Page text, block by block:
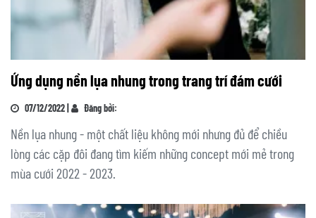
Ứng dụng nền lụa nhung trong trang trí đám cưới
07/12/2022 | Đăng bởi:
Nền lụa nhung - một chất liệu không mới nhưng đủ để chiều
lòng các cặp đôi đang tìm kiếm những concept mới mẻ trong
mùa cưới 2022 - 2023.